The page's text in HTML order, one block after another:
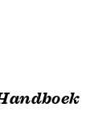
recensie gaat